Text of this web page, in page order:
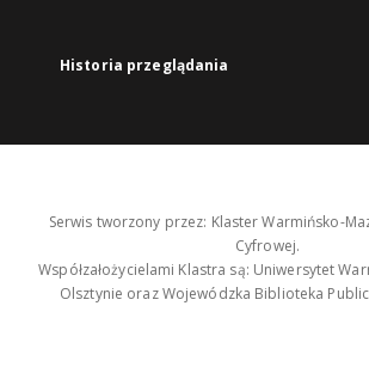
Historia przeglądania
Serwis tworzony przez: Klaster Warmińsko-
Cyfrowej.
Współzałożycielami Klastra są: Uniwersytet
Olsztynie oraz Wojewódzka Biblioteka